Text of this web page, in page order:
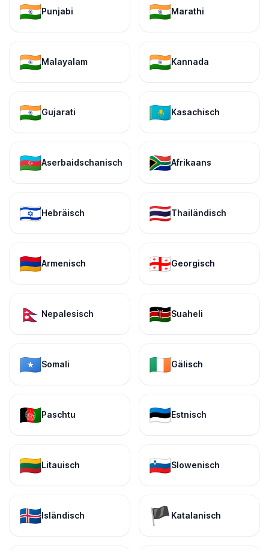
🇮🇳Punjabi 🇮🇳Marathi
🇮🇳Malayalam 🇮🇳Kannada
🇮🇳Gujarati 🇰🇿Kasachisch
🇦🇿Aserbaidschanisch 🇿🇦Afrikaans
🇮🇱Hebräisch 🇹🇭Thailändisch
🇦🇲Armenisch 🇬🇪Georgisch
🇳🇵 Nepalesisch 🇰🇪Suaheli
🇸🇴Somali 🇮🇪Gälisch
🇦🇫Paschtu 🇪🇪Estnisch
🇱🇹Litauisch 🇸🇮Slowenisch
🇮🇸Isländisch 🏴 Katalanisch